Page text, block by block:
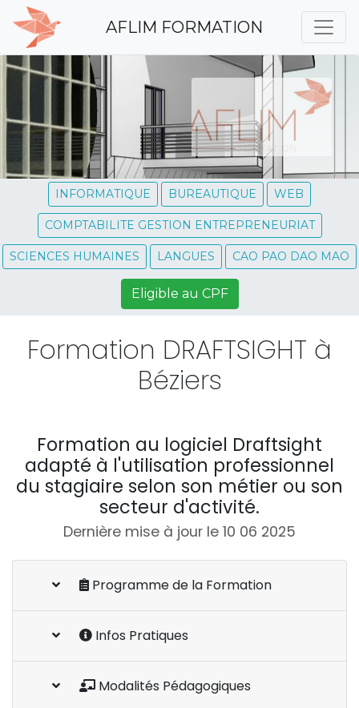
AFLIM FORMATION
INFORMATIQUE BUREAUTIQUE WEB
COMPTABILITE GESTION ENTREPRENEURIAT
SCIENCES HUMAINES LANGUES CAO PAO DAO MAO
Eligible au CPF
Formation DRAFTSIGHT à
Béziers
Formation au logiciel Draftsight
adapté à l'utilisation professionnel
du stagiaire selon son métier ou son
secteur d'activité.
Dernière mise à jour le 10 06 2025
Programme de la Formation
Infos Pratiques
Modalités Pédagogiques